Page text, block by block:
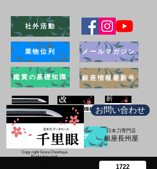
社外活動
業物位列
鑑賞の基礎知識
メールマガジン
銀座情報最新号
ブログ
お問い合わせ
日本刀専門店
​銀座長州屋
Copy right Ginza Choshuya
Production work